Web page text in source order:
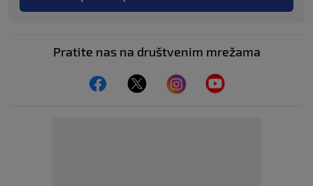
Pratite nas na društvenim mrežama